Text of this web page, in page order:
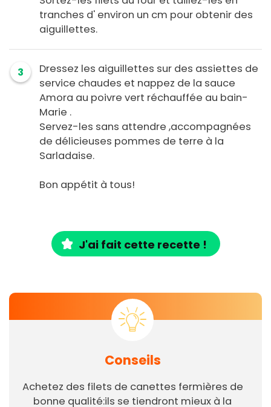
tranches d' environ un cm pour obtenir des
aiguillettes.
3
Dressez les aiguillettes sur des assiettes de
service chaudes et nappez de la sauce
Amora au poivre vert réchauffée au bain-
Marie .
Servez-les sans attendre ,accompagnées
de délicieuses pommes de terre à la
Sarladaise.
Bon appétit à tous!
J'ai fait cette recette !
Conseils
Achetez des filets de canettes fermières de
bonne qualité:ils se tiendront mieux à la